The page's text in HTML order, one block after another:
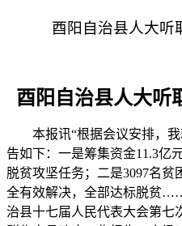
酉阳自治县人大听
酉阳自治县人大听
本报讯“根据会议安排，我
告如下：一是筹集资金11.3亿
脱贫攻坚任务；二是3097名贫
全有效解决，全部达标脱贫
治县十七届人民代表大会第七